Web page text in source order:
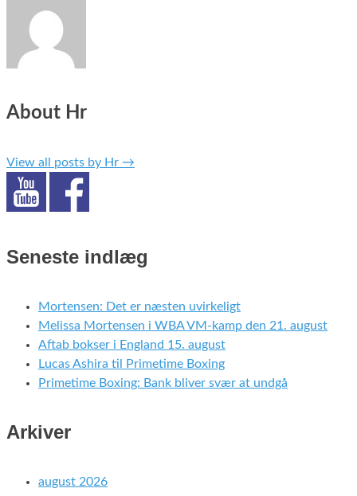
About Hr
View all posts by Hr →
Seneste indlæg
Mortensen: Det er næsten uvirkeligt
Melissa Mortensen i WBA VM-kamp den 21. august
Aftab bokser i England 15. august
Lucas Ashira til Primetime Boxing
Primetime Boxing: Bank bliver svær at undgå
Arkiver
august 2026